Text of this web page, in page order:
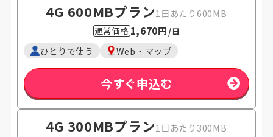
4G 600MBプラン1日あたり600MB
通常価格1,670円 /日
ひとりで使う Web・マップ
今すぐ申込む
4G 300MBプラン1日あたり300MB